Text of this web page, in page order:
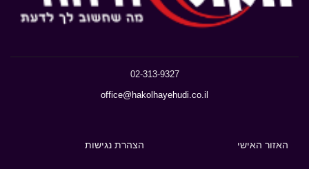
02-313-9327
office@hakolhayehudi.co.il
האזור האישי הצהרת נגישות